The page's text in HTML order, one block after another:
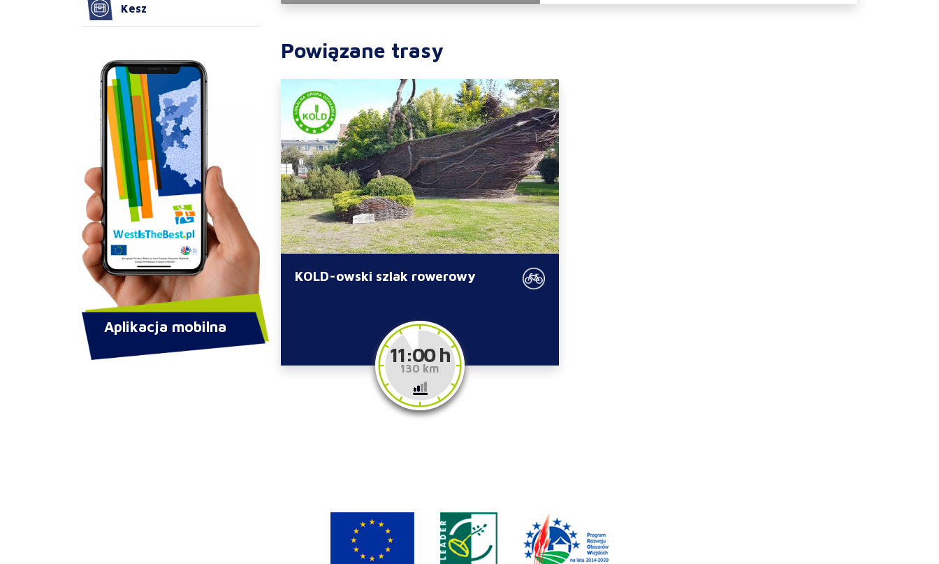
Powiązane trasy
KOLD-owski szlak rowerowy
11:00 h
130 km
Kesz
Aplikacja mobilna